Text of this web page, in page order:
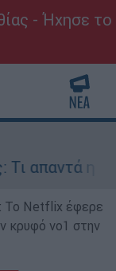
- Ήχησε το
η ΕΛΑΣ
Το Netflix έφερε
κρυφό νο1 στην